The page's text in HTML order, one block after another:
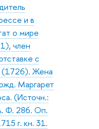
и в
о мире
член
с
(1726). Жена
Маргарет
(Источн.:
Ф. 286. Оп.
г. кн. 31.